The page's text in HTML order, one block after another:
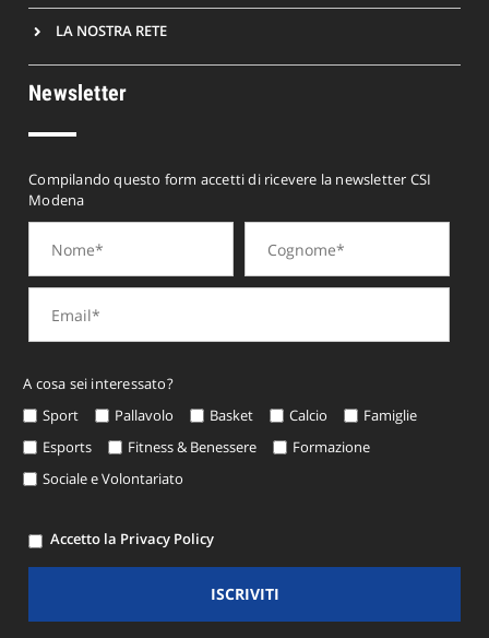
LA NOSTRA RETE
Newsletter
Compilando questo form accetti di ricevere la newsletter CSI
Modena
A cosa sei interessato?
Sport
Pallavolo Basket Calcio
Famiglie
Esports
Fitness & Benessere
Formazione
Sociale e Volontariato
Accetto la Privacy Policy
ISCRIVITI